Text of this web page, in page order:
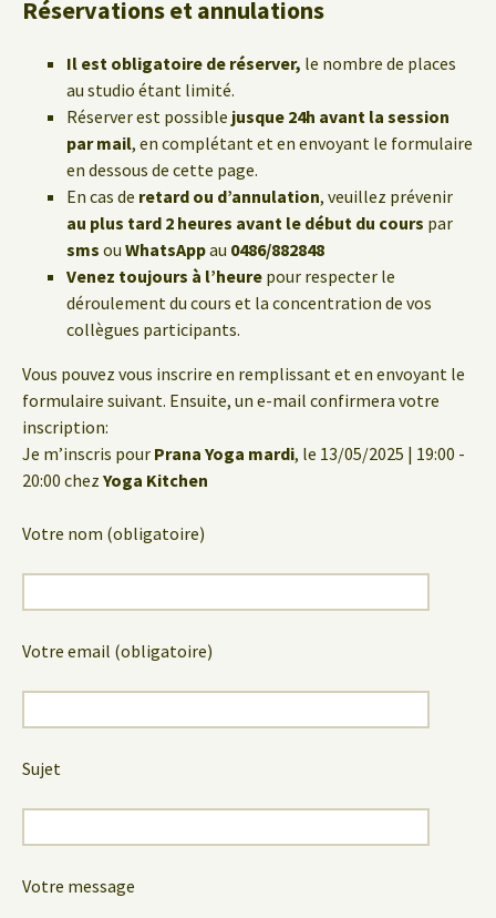
Réservations et annulations
Il est obligatoire de réserver, le nombre de places
au studio étant limité.
Réserver est possible jusque 24h avant la session
par mail, en complétant et en envoyant le formulaire
en dessous de cette page.
En cas de retard ou d’annulation, veuillez prévenir
au plus tard 2 heures avant le début du cours par
sms ou WhatsAppau 0486/882848
Venez toujours à l’heure pour respecter le
déroulement du cours et la concentration de vos
collègues participants.
Vous pouvez vous inscrire en remplissant et en envoyant le
formulaire suivant. Ensuite, un e-mail confirmera votre
inscription:
Je m’inscris pour Prana Yoga mardi, le 13/05/2025 | 19:00 -
20:00 chez Yoga Kitchen
Votre nom (obligatoire)
Votre email (obligatoire)
Sujet
Votre message